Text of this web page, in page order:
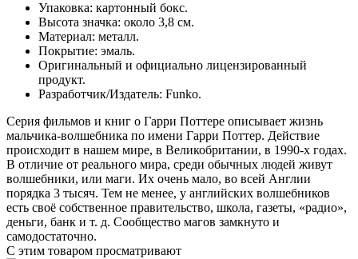
Упаковка: картонный бокс.
Высота значка: около 3,8 см.
Материал: металл.
Покрытие: эмаль.
Оригинальный и официально лицензированный
продукт.
Разработчик/Издатель: Funko.
Серия фильмов и книг о Гарри Поттере описывает жизнь
мальчика-волшебника по имени Гарри Поттер. Действие
происходит в нашем мире, в Великобритании, в 1990-х годах.
В отличие от реального мира, среди обычных людей живут
волшебники, или маги. Их очень мало, во всей Англии
порядка 3 тысяч. Тем не менее, у английских волшебников
есть своё собственное правительство, школа, газеты, «радио»,
деньги, банк и т. д. Сообщество магов замкнуто и
самодостаточно.
С этим товаром просматривают